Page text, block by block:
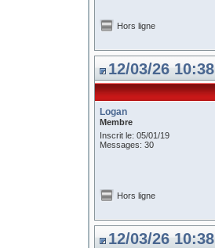
Hors ligne
12/03/26 10:38
Logan
Membre
Inscrit le: 05/01/19
Messages: 30
Hors ligne
12/03/26 10:38